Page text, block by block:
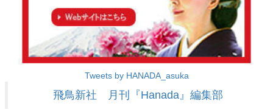
Tweets by HANADA_asuka
飛鳥新社 月刊『Hanada』編集部